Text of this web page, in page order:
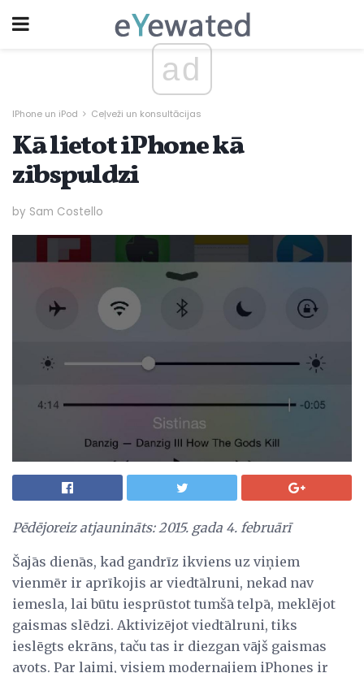
ad
IPhone un iPod Ceļveži un konsultācijas
Kā lietot iPhone kā
zibspuldzi
by Sam Costello
Pēdējoreiz atjaunināts: 2015. gada 4. februārī
Šajās dienās, kad gandrīz ikviens uz viņiem
vienmēr ir aprīkojis ar viedtālruni, nekad nav
iemesla, lai būtu iesprūstot tumšā telpā, meklējot
gaismas slēdzi. Aktivizējot viedtālruni, tiks
ieslēgts ekrāns, taču tas ir diezgan vājš gaismas
avots. Par laimi, visiem modernajiem iPhones ir